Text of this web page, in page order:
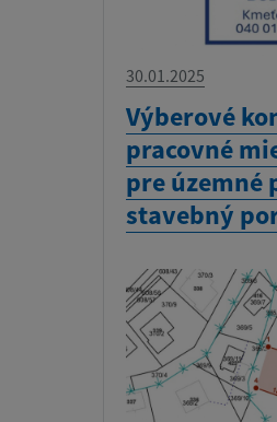
30.01.2025
Výberové
pracovné
pre územné
stavebný